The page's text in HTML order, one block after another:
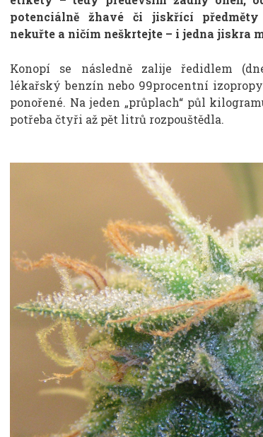
potenciálně žhavé či jiskřící
nekuřte a ničím neškrtejte – i jedna jiskra
Konopí se následně zalije ředidlem
lékařský benzín nebo 99procentní
ponořené. Na jeden „průplach“ půl
potřeba čtyři až pět litrů rozpouštědla.